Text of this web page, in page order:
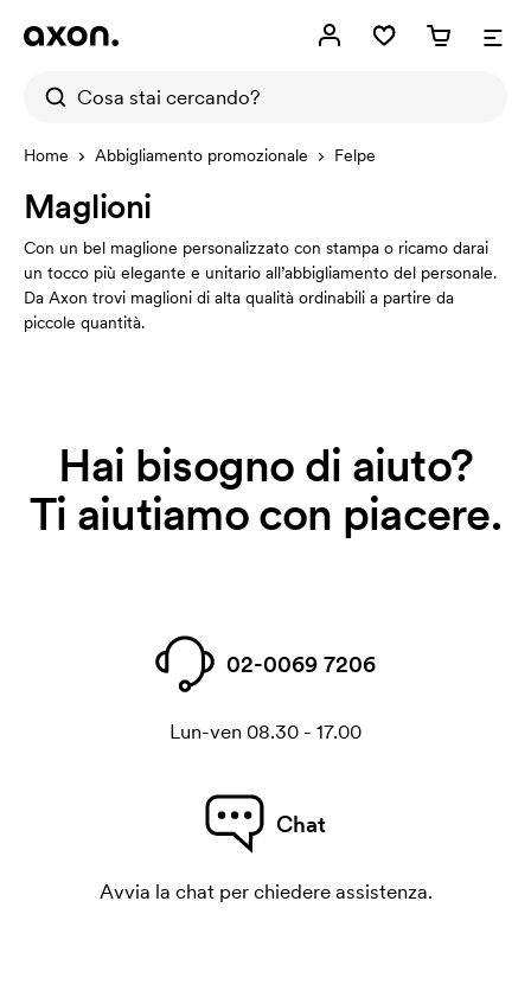
Home Abbigliamento promozionale Felpe
Maglioni
Con un bel maglione personalizzato con stampa o ricamo darai
un tocco più elegante e unitario all’abbigliamento del personale.
Da Axon trovi maglioni di alta qualità ordinabili a partire da
piccole quantità.
Hai bisogno di aiuto?
Ti aiutiamo con piacere.
02-0069 7206
Lun-ven 08.30 - 17.00
Chat
Avvia la chat per chiedere assistenza.